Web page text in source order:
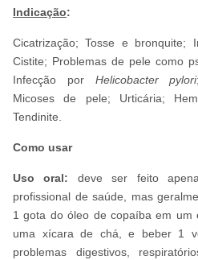
Indicação:
Cicatrização; Tosse e bronquite;
Cistite; Problemas de pele como
Infecção por Helicobacter pylori
Micoses de pele; Urticária;
Tendinite.
Como usar
Uso oral: deve ser feito
profissional de saúde, mas
1 gota do óleo de copaíba em um
uma xícara de chá, e beber 1
problemas digestivos,